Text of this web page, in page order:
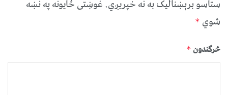
ستاسو برېښناليک به نه خپريږي.غوښتى ځایونه په نښه
شوي *
څرگندون *